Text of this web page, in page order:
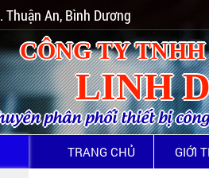
Thuận An, Bình Dương
CÔNG TY
LINH
phân phối thiết bị
TRANG CHỦ GIỚI